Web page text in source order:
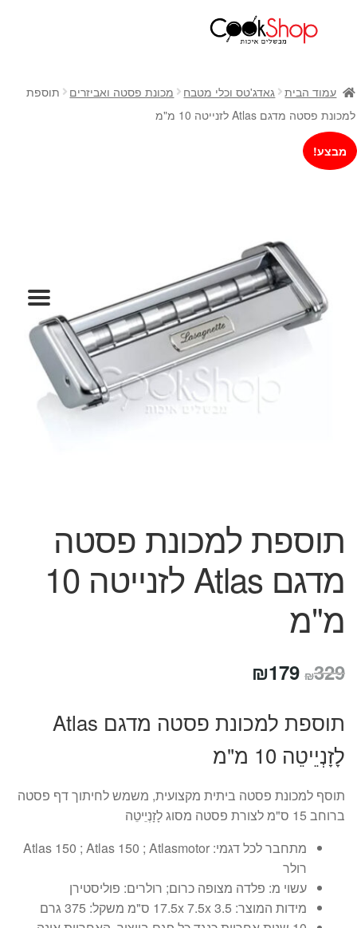
חנות
כלי בישול
סירים
מחבתות
כלי הגשה ואירוח
אחסון למטבח
סכינים
אפייה
קפה ותה
גיפט קארד
מתנות לחנוכת בית
עמוד הבית גאדג'טס וכלי מטבח מכונת פסטה ואביזרים
תוספת
למכונת פסטה מדגם Atlas לזנייטה 10 מ"מ
מבצע!
תוספת למכונת פסטה
מדגם Atlas לזנייטה 10
מ"מ
₪329 המחיר
היה:
₪329.
₪179
הוא:
₪179.
תוספת למכונת פסטה מדגם Atlas
לָזָנְיֵיטֵה 10 מ"מ
תוסף למכונת פסטה ביתית מקצועית, משמש לחיתוך דף פסטה
ברוחב 15 ס"מ לצורת פסטה מסוג לָזָנְיֵיטֵה
מתחבר לכל דגמי: Atlas 150 ; Atlas 150 ; Atlasmotor
רולר
עשוי מ: פלדה מצופה כרום; רולרים: פוליסטירן
מידות המוצר: 3.5 17.5x 7.5x ס"מ משקל: 375 גרם